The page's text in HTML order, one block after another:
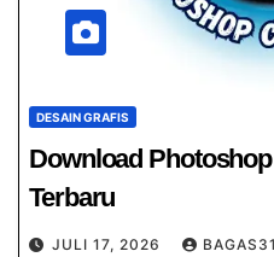
DESAIN GRAFIS
Download
Terbaru
JULI 17, 2026